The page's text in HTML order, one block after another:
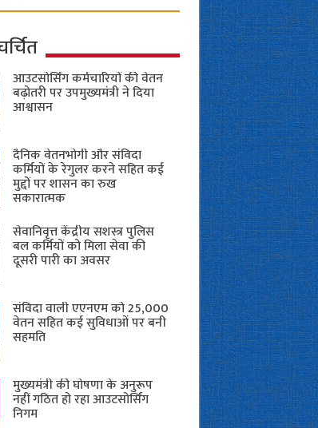
आउटसोर्सिंग कर्मचारियों की वेतन
बढ़ोतरी पर उपमुख्यमंत्री ने दिया
आश्वासन
दैनिक वेतनभोगी और संविदा
कर्मियों के रेगुलर करने सहित कई
मुद्दों पर शासन का रुख
सकारात्मक
सेवानिवृत्त केंद्रीय सशस्त्र पुलिस
बल ​कर्मियों को मिला सेवा की
दूसरी पारी का अवसर
संविदा वाली एएनएम को 25,000
वेतन सहित कई सुविधाओं पर बनी
सहमति
मुख्यमंत्री की घोषणा के अनुरूप
नहीं गठित हो रहा आउटसोर्सिंग
निगम